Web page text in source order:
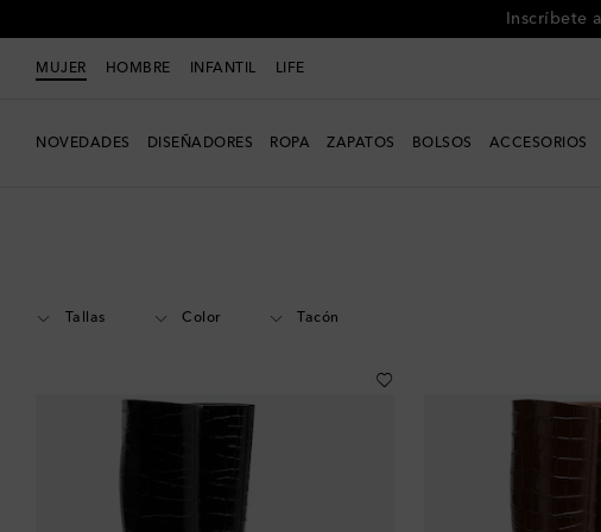
MUJER HOMBRE INFANTIL LIFE
NOVEDADES DISEÑADORES ROPA ZAPATOS BOLSOS ACCESORIOS
Tallas Color Tacón